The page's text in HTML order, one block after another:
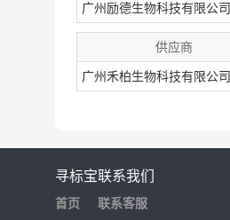
广州励德生物科技有限公司
供应商
广州禾柏生物科技有限公司
寻标宝
首页
联系我们
联系客服